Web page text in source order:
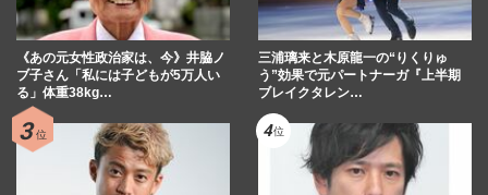
《あの元女性政治家は、今》井脇ノ
ブ子さん「私には子どもが5万人い
る」体重38kg…
三浦璃来と木原龍一の“りくりゅ
う”効果で元パートナーガ『上半期
ブレイクタレン…